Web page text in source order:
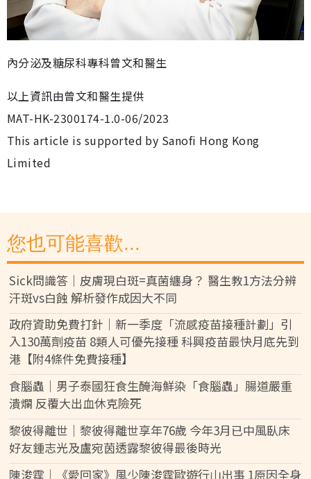
內分泌及糖尿科專科曾文和醫生
以上資訊由曾文和醫生提供
MAT-HK-2300174-1.0-06/2023
This article is supported by Sanofi Hong Kong
Limited
您也可能喜歡...
Sick問識答｜皮膚現白斑=真菌纏身？ 醫生教1方法分辨
汗斑vs白蝕 解析發作成因大不同
政府資助免費打針｜新一季度「流感疫苗接種計劃」引
入130萬劑疫苗 8類人可優先接種 科興疫苗最快月底先到
港【附4條件免費接種】
食腦蟲｜男子泰國狂食生醃海鮮染「食腦蟲」腸道嚴重
潰爛 反覆大出血休克險死
黎彼得離世｜黎彼得離世享年76歲 今年3月已中風臥床
好友鍾志光及盧宛茵透露黎彼得最後時光
陳浚霆｜《愛回家》風少陳浚霆歐遊行山出事 1原因全身